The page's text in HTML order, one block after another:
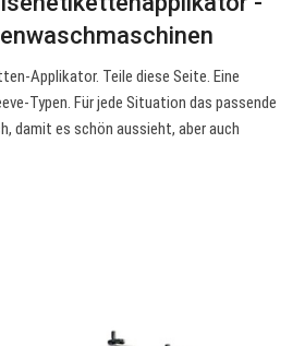
Applikator. Teile diese Seite. Eine
Typen. Für jede Situation das passende
damit es schön aussieht, aber auch